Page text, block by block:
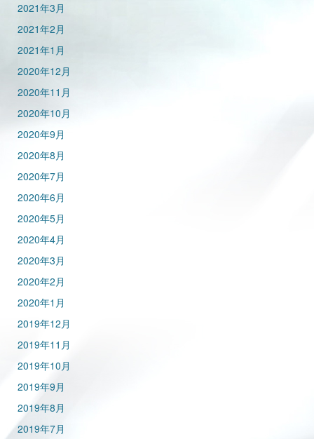
2021年3月
2021年2月
2021年1月
2020年12月
2020年11月
2020年10月
2020年9月
2020年8月
2020年7月
2020年6月
2020年5月
2020年4月
2020年3月
2020年2月
2020年1月
2019年12月
2019年11月
2019年10月
2019年9月
2019年8月
2019年7月